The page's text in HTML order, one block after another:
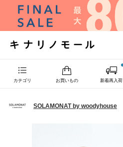
カテゴリ お買いもの 新着再入荷
SOLAMONAT by woodyhouse